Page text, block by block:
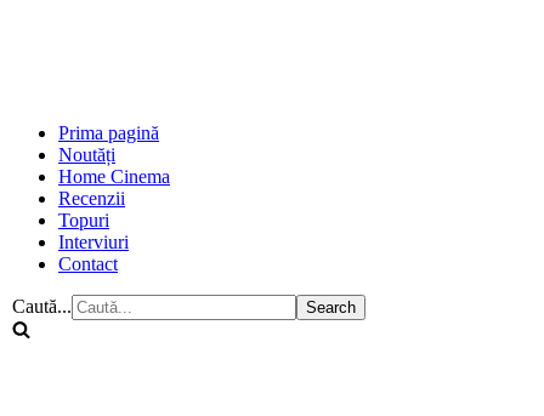
Prima pagină
Noutăți
Home Cinema
Recenzii
Topuri
Interviuri
Contact
Caută...